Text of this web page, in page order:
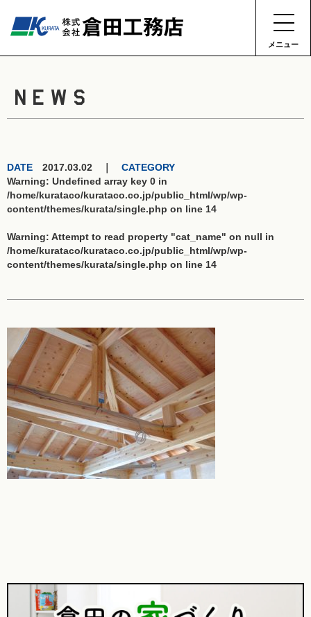
メニュー
NEWS
DATE 2017.03.02 ｜ CATEGORY
Warning: Undefined array key 0 in
/home/kurataco/kurataco.co.jp/public_html/wp/wp-
content/themes/kurata/single.php on line 14
Warning: Attempt to read property "cat_name" on null in
/home/kurataco/kurataco.co.jp/public_html/wp/wp-
content/themes/kurata/single.php on line 14